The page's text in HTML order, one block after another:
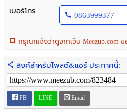
เบอร์โทร
0863999377
กรุณาแจ้งว่าดูจากเว็บ Meezub.com
ลิงค์สำหรับโพสต์&แชร์ ประกาศนี้:
FB LINE Email